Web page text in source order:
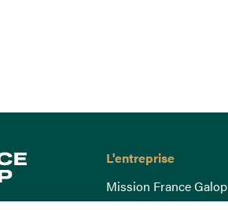
L'entreprise
Mission France Galop